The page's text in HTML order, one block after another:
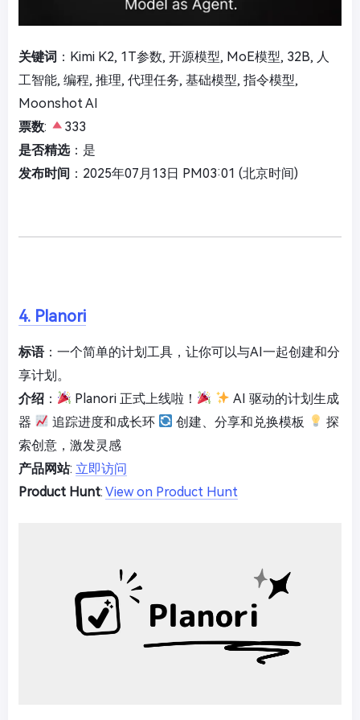
关键词 ：Kimi K2, 1T参数, 开源模型, MoE模型, 32B, 人
工智能, 编程, 推理, 代理任务, 基础模型, 指令模型,
Moonshot AI
票数:
333
是否精选：是
发布时间 ：2025年07月13日 PM03:01 (北京时间)
4. Planori
标语：一个简单的计划工具，让你可以与AI一起创建和分
享计划。
介绍 ： Planori 正式上线啦！
AI 驱动的计划生成
器
追踪进度和成长环 创建、分享和兑换模板
探
索创意，激发灵感
产品网站: 立即访问
Product Hunt: View on Product Hunt